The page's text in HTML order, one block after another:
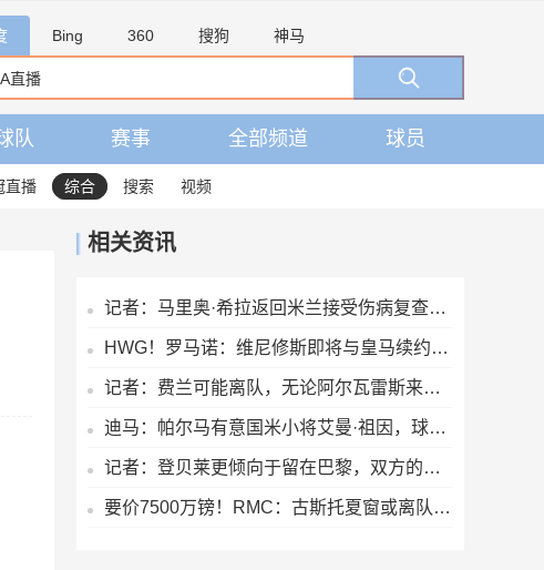
Bing 360 搜狗 神马
队 赛事 全部频道 球员
直播 综合 搜索 视频
相关资讯
记者：马里奥·希拉返回米兰接受伤病复查并继续康复工作
HWG！罗马诺：维尼修斯即将与皇马续约，签下为期6年的全新合同
记者：费兰可能离队，无论阿尔瓦雷斯来不来巴萨都会签一名前锋
迪马：帕尔马有意国米小将艾曼·祖因，球员此前和阿斯科利谈判
记者：登贝莱更倾向于留在巴黎，双方的续约谈判目前进展顺利
要价7500万镑！RMC：古斯托夏窗或离队，曼城不愿满足切尔西要价